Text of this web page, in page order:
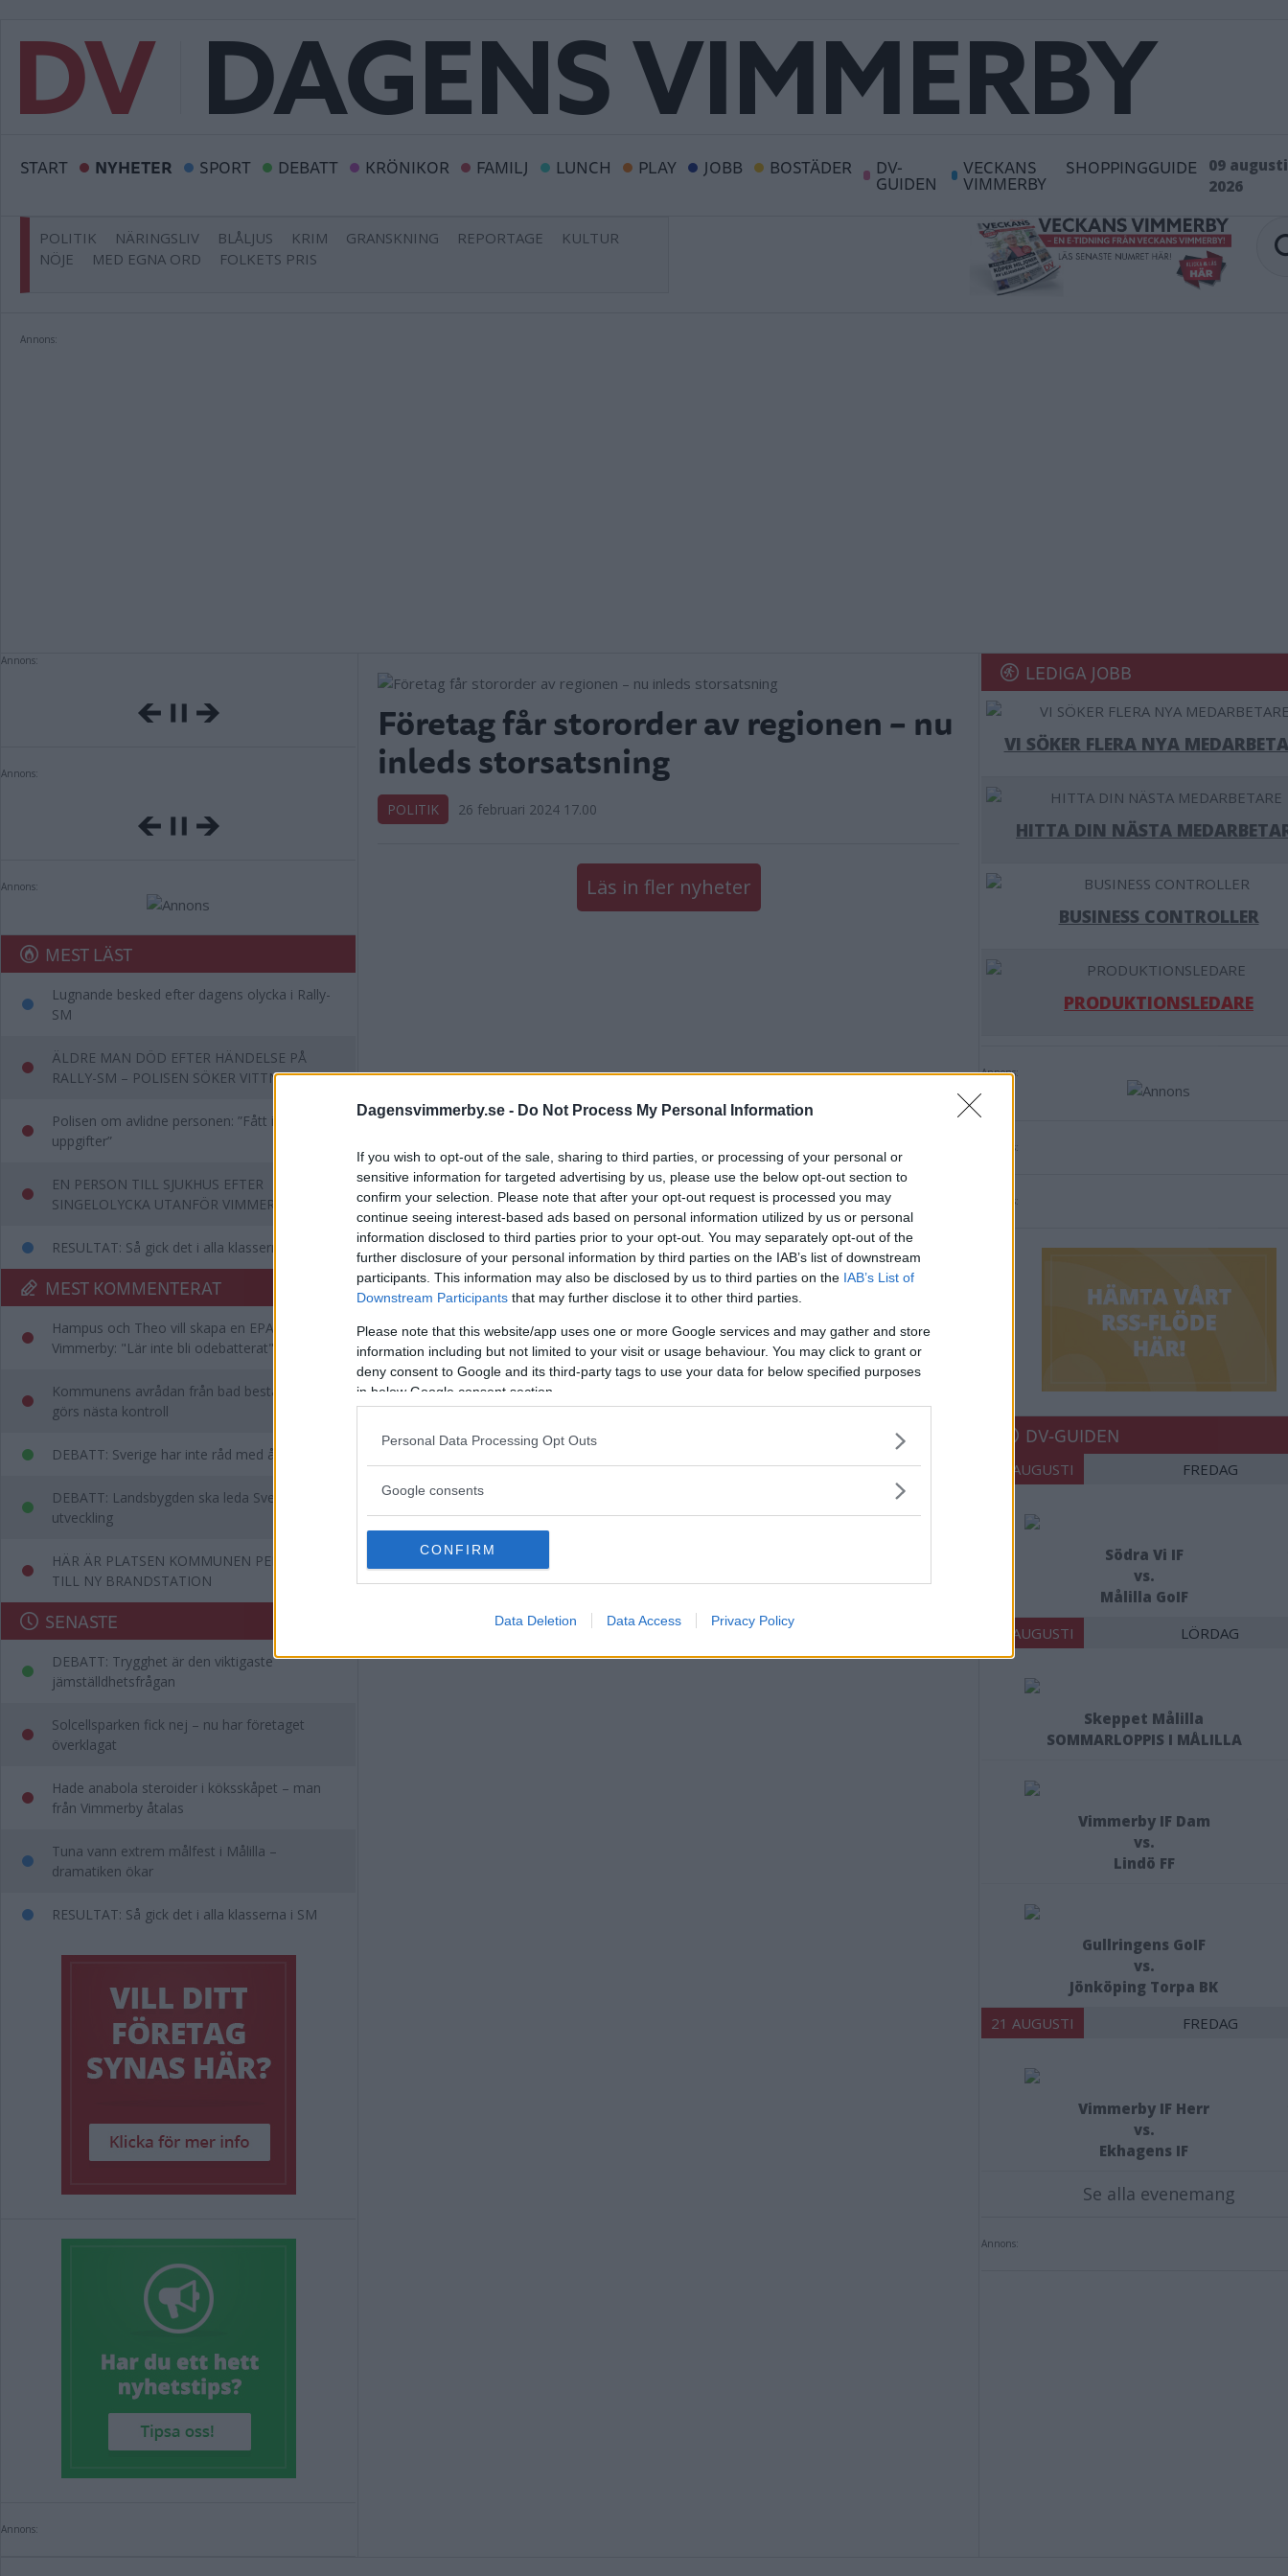
Dagensvimmerby.se - Do Not Process My Personal Information
If you wish to opt-out of the sale, sharing to third parties, or processing of your personal or
sensitive information for targeted advertising by us, please use the below opt-out section to
confirm your selection. Please note that after your opt-out request is processed you may
continue seeing interest-based ads based on personal information utilized by us or personal
information disclosed to third parties prior to your opt-out. You may separately opt-out of the
further disclosure of your personal information by third parties on the IAB’s list of downstream
participants. This information may also be disclosed by us to third parties on the IAB’s List of
Downstream Participants that may further disclose it to other third parties.
Please note that this website/app uses one or more Google services and may gather and store
information including but not limited to your visit or usage behaviour. You may click to grant or
deny consent to Google and its third-party tags to use your data for below specified purposes
in below Google consent section.
Personal Data Processing Opt Outs
Google consents
CONFIRM
Data Deletion Data Access Privacy Policy
START NYHETER SPORT DEBATT KRÖNIKOR FAMILJ LUNCH PLAY JOBB BOSTÄDER DV-
GUIDEN
VECKANS
VIMMERBY
SHOPPINGGUIDE
09 augusti
2026
POLITIK NÄRINGSLIV BLÅLJUS KRIM GRANSKNING REPORTAGE
KULTUR
NÖJE
MED EGNA ORD FOLKETS PRIS
Annons:
Annons:
Annons:
Annons:
MEST LÄST
Lugnande besked efter dagens olycka i Rally-
SM
ÄLDRE MAN DÖD EFTER HÄNDELSE PÅ
RALLY-SM – POLISEN SÖKER VITTNEN
Polisen om avlidne personen: ”Fått in
uppgifter”
EN PERSON TILL SJUKHUS EFTER
SINGELOLYCKA UTANFÖR VIMMERBY
RESULTAT: Så gick det i alla klasserna i SM
MEST KOMMENTERAT
Hampus och Theo vill skapa en EPA-slinga i
Vimmerby: "Lär inte bli odebatterat"
Kommunens avrådan från bad består – då
görs nästa kontroll
DEBATT: Sverige har inte råd med ålderism
DEBATT: Landsbygden ska leda Sveriges
utveckling
HÄR ÄR PLATSEN KOMMUNEN PEKAR UT
TILL NY BRANDSTATION
SENASTE
DEBATT: Trygghet är den viktigaste
jämställdhetsfrågan
Solcellsparken fick nej – nu har företaget
överklagat
Hade anabola steroider i köksskåpet – man
från Vimmerby åtalas
Tuna vann extrem målfest i Målilla –
dramatiken ökar
RESULTAT: Så gick det i alla klasserna i SM
Annons:
Företag får stororder av regionen – nu
inleds storsatsning
POLITIK 26 februari 2024 17.00
Läs in fler nyheter
LEDIGA JOBB
VI SÖKER FLERA NYA
HITTA DIN NÄSTA
BUSINESS CONTROLLER
PRODUKTIONSLEDARE
Annons:
Annons:
Annons:
DV-GUIDEN
14 AUGUSTI FREDAG
Södra Vi IF
vs.
Målilla GoIF
15 AUGUSTI LÖRDAG
Skeppet Målilla
SOMMARLOPPIS I MÅLILLA
Vimmerby IF Dam
vs.
Lindö FF
Gullringens GoIF
vs.
Jönköping Torpa BK
21 AUGUSTI FREDAG
Vimmerby IF Herr
vs.
Ekhagens IF
Se alla evenemang
Annons: